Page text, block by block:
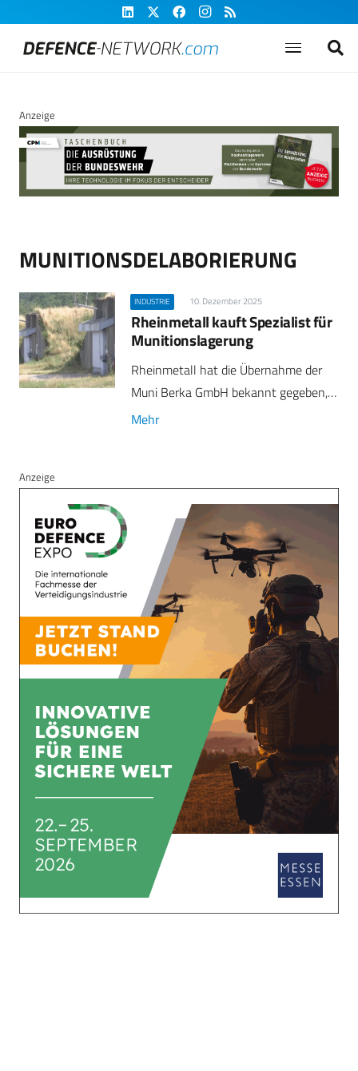
Anzeige
MUNITIONSDELABORIERUNG
INDUSTRIE 10. Dezember 2025
Rheinmetall kauft Spezialist für
Munitionslagerung
Rheinmetall hat die Übernahme der
Muni Berka GmbH bekannt gegeben,…
Mehr
Anzeige